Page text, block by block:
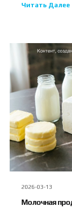
Читать Далее
2026-03-13
Молочная